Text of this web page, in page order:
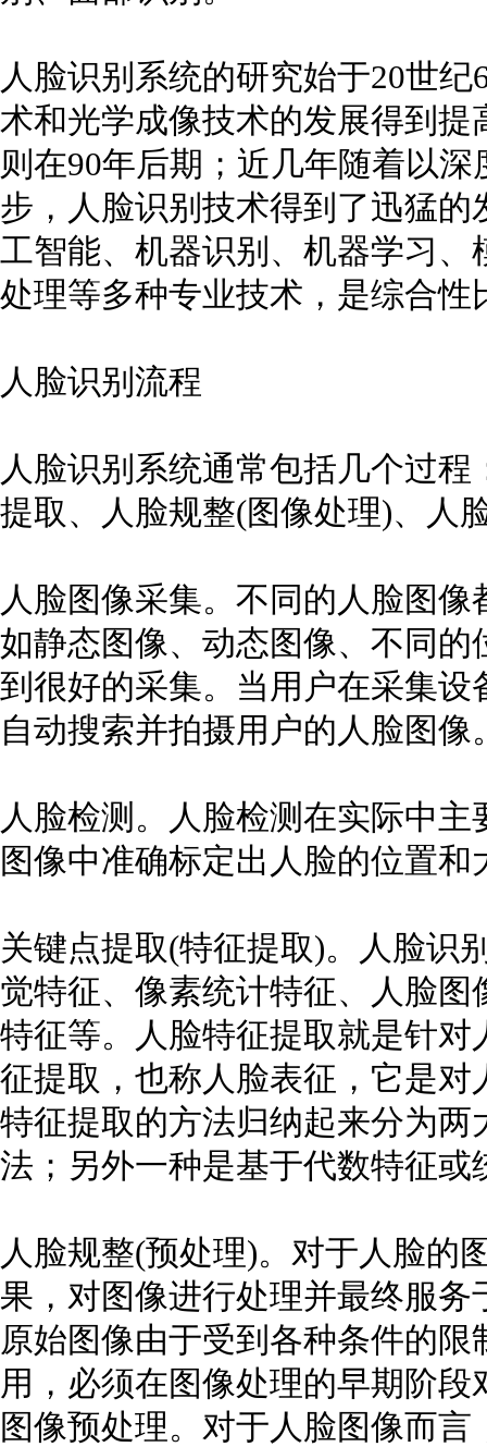
人脸识别系统的研究始于20世
术和光学成像技术的发展得到
则在90年后期；近几年随着以
步，人脸识别技术得到了迅猛的
工智能、机器识别、机器学习
处理等多种专业技术，是综合
人脸识别流程
人脸识别系统通常包括几个过
提取、人脸规整(图像处理)、人
人脸图像采集。不同的人脸图
如静态图像、动态图像、不同
到很好的采集。当用户在采集
自动搜索并拍摄用户的人脸图像
人脸检测。人脸检测在实际中
图像中准确标定出人脸的位置和
关键点提取(特征提取)。人脸识
觉特征、像素统计特征、人脸
特征等。人脸特征提取就是针
征提取，也称人脸表征，它是
特征提取的方法归纳起来分为
法；另外一种是基于代数特征或
人脸规整(预处理)。对于人脸的
果，对图像进行处理并最终服
原始图像由于受到各种条件的
用，必须在图像处理的早期阶
图像预处理。对于人脸图像而